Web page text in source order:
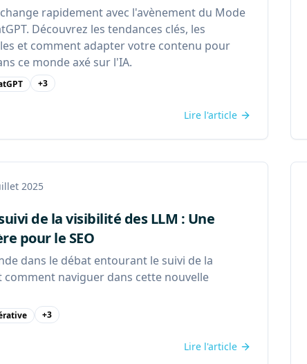
change rapidement avec l'avènement du Mode
Découvrez les tendances clés, les
et comment adapter votre contenu pour
ce monde axé sur l'IA.
+3
Lire l'article
2025
de la visibilité des LLM : Une
pour le SEO
dans le débat entourant le suivi de la
comment naviguer dans cette nouvelle
+3
Lire l'article